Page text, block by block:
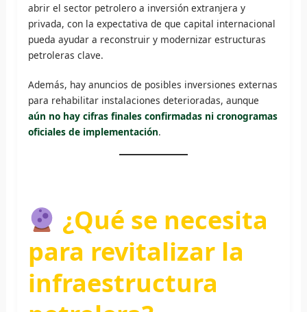
abrir el sector petrolero a inversión extranjera y
privada, con la expectativa de que capital internacional
pueda ayudar a reconstruir y modernizar estructuras
petroleras clave.
Además, hay anuncios de posibles inversiones externas
para rehabilitar instalaciones deterioradas, aunque
aún no hay cifras finales confirmadas ni cronogramas
oficiales de implementación.
¿Qué se necesita
para revitalizar la
infraestructura